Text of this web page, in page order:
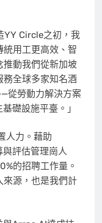
YY Circle之初，我
用工更高效、智
推動我們從新加坡
務全球多家知名酒
從勞動力解決方案
礎設施平臺。」
人力。藉助
評估管理崗人
的招聘工作量。
來源，也是我們計